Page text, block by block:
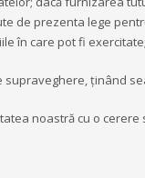
de prezenta lege
în care pot fi exercitate;
ținând
noastră cu o cerere